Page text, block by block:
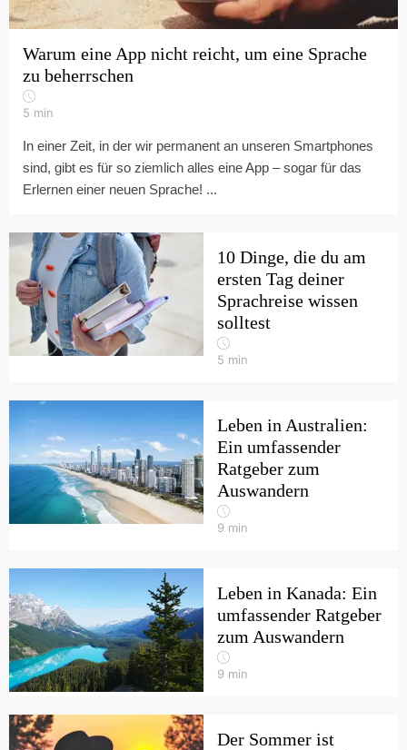
Warum eine App nicht reicht, um eine Sprache
zu beherrschen
5 min
In einer Zeit, in der wir permanent an unseren Smartphones
sind, gibt es für so ziemlich alles eine App – sogar für das
Erlernen einer neuen Sprache! ...
10 Dinge, die du am
ersten Tag deiner
Sprachreise wissen
solltest
5 min
Leben in Australien:
Ein umfassender
Ratgeber zum
Auswandern
9 min
Leben in Kanada: Ein
umfassender Ratgeber
zum Auswandern
9 min
Der Sommer ist